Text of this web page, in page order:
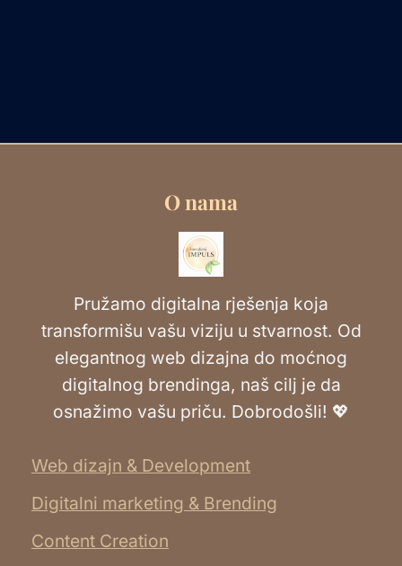
O nama
Pružamo digitalna rješenja koja
transformišu vašu viziju u stvarnost. Od
elegantnog web dizajna do moćnog
digitalnog brendinga, naš cilj je da
osnažimo vašu priču. Dobrodošli! 💖
Web dizajn & Development
Digitalni marketing & Brending
Content Creation